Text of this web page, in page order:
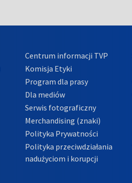
Centrum informacji TVP
Komisja Etyki
Program dla prasy
Dla mediów
Serwis fotograficzny
Merchandising (znaki)
Polityka Prywatności
Polityka przeciwdziałania
nadużyciom i korupcji